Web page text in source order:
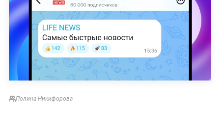
Полина Никифорова